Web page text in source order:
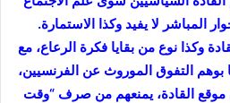
المباشر لا يفيد وكذا الاستمارة.
وكذا نوع من بقايا فكرة الرعاع، مع
بوهم التفوق الموروث عن الفرنسيين،
القادة، يمنعهم من صرف “وقت